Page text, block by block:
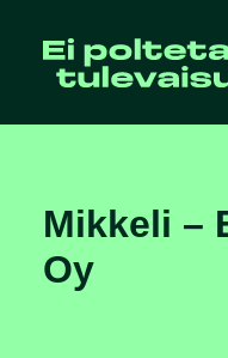
Mikkeli –
Oy